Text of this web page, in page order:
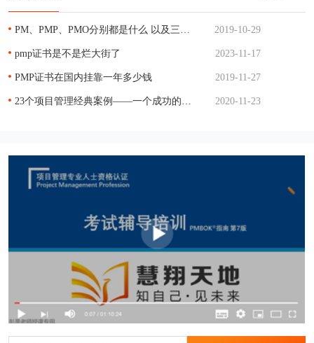
2019-10-29
pmp证书是不是烂大街了 2023-11-17
PMP证书在国内挂靠一年多少钱 2019-11-27
2020-11-23